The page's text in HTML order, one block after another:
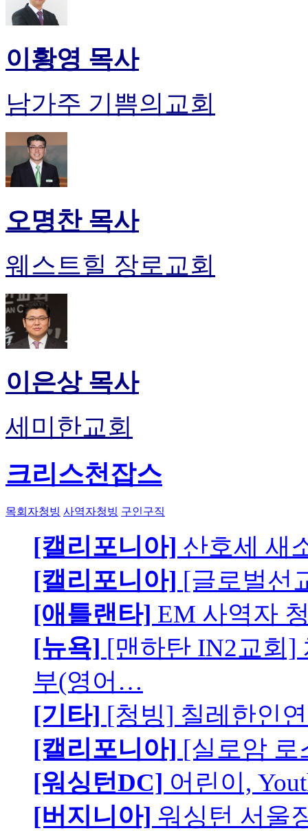
이황영 목사
남가주 기쁨의교회
오명찬 목사
웨스트힐 장로교회
이은상 목사
세미한교회
크리스천잡스
목회자청빙 사역자청빙 구인구직
[캘리포니아] 산호세 새
[캘리포니아] [글로벌선
[애틀랜타] EM 사역자
[뉴욕] [맨하탄 IN2교회]
부(영어…
[기타] [청빙] 칠레한인
[캘리포니아] [실로암 로
[워싱턴DC] 어린이,
[버지니아] 워싱턴 서울